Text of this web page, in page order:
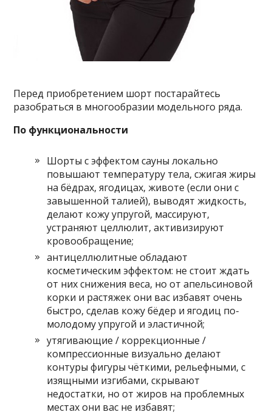
Перед приобретением шорт постарайтесь
разобраться в многообразии модельного ряда.
По функциональности
Шорты с эффектом сауны локально
повышают температуру тела, сжигая жиры
на бёдрах, ягодицах, животе (если они с
завышенной талией), выводят жидкость,
делают кожу упругой, массируют,
устраняют целлюлит, активизируют
кровообращение;
антицеллюлитные обладают
косметическим эффектом: не стоит ждать
от них снижения веса, но от апельсиновой
корки и растяжек они вас избавят очень
быстро, сделав кожу бёдер и ягодиц по-
молодому упругой и эластичной;
утягивающие / коррекционные /
компрессионные визуально делают
контуры фигуры чёткими, рельефными, с
изящными изгибами, скрывают
недостатки, но от жиров на проблемных
местах они вас не избавят;